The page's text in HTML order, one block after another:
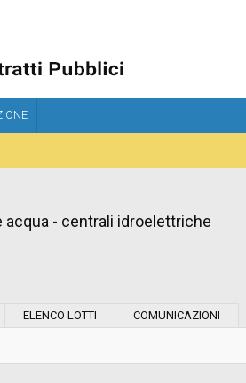
- centrali idroelettriche
ELENCO LOTTI COMUNICAZIONI